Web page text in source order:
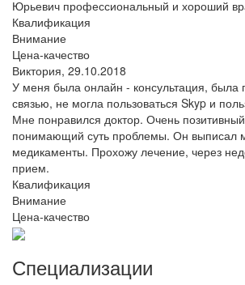
Юрьевич профессиональный и хороший
Квалификация
Внимание
Цена-качество
Виктория, 29.10.2018
У меня была онлайн - консультация, была
связью, не могла пользоваться Skyp и
Мне понравился доктор. Очень
понимающий суть проблемы. Он выписал
медикаменты. Прохожу лечение, через
прием.
Квалификация
Внимание
Цена-качество
Специализации